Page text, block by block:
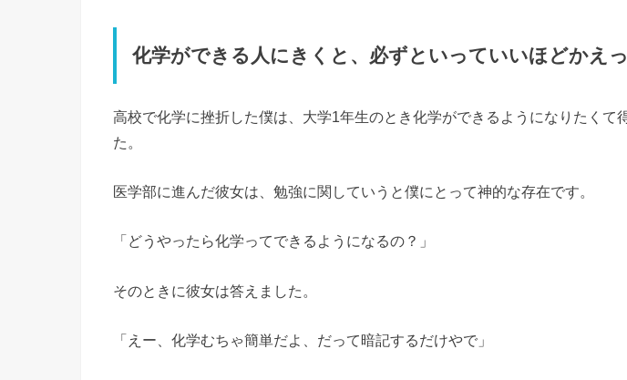
化学ができる人にきくと、必ずといっていいほどかえ
高校で化学に挫折した僕は、大学1年生のとき化学ができるようになりたくて
た。
医学部に進んだ彼女は、勉強に関していうと僕にとって神的な存在です。
「どうやったら化学ってできるようになるの？」
そのときに彼女は答えました。
「えー、化学むちゃ簡単だよ、だって暗記するだけやで」